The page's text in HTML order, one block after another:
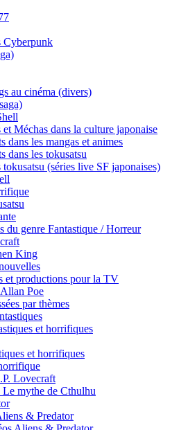
Cyberpunk
au cinéma (divers)
Méchas dans la culture japonaise
dans les mangas et animes
dans les tokusatsu
tokusatsu (séries live SF japonaises)
du genre Fantastique / Horreur
King
et productions pour la TV
Poe
par thèmes
et horrifiques
et horrifiques
Lovecraft
Le mythe de Cthulhu
& Predator